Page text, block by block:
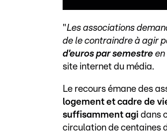
"Les associations
de le contraindre à agir
d'euros par semestre
site internet du média.
Le recours émane des
logement et cadre de
suffisamment agi dans
circulation de centaines